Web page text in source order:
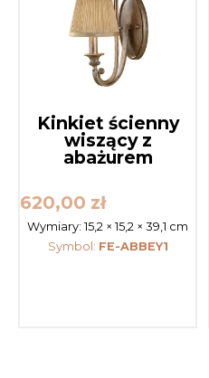
Kinkiet ścienny
wiszący z
abażurem
620,00 zł
Wymiary:15,2 × 15,2 × 39,1 cm
Symbol: FE-ABBEY1